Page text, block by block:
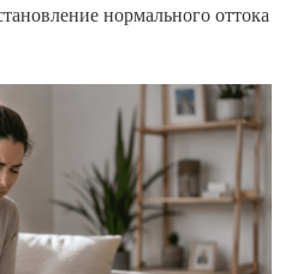
нормального оттока